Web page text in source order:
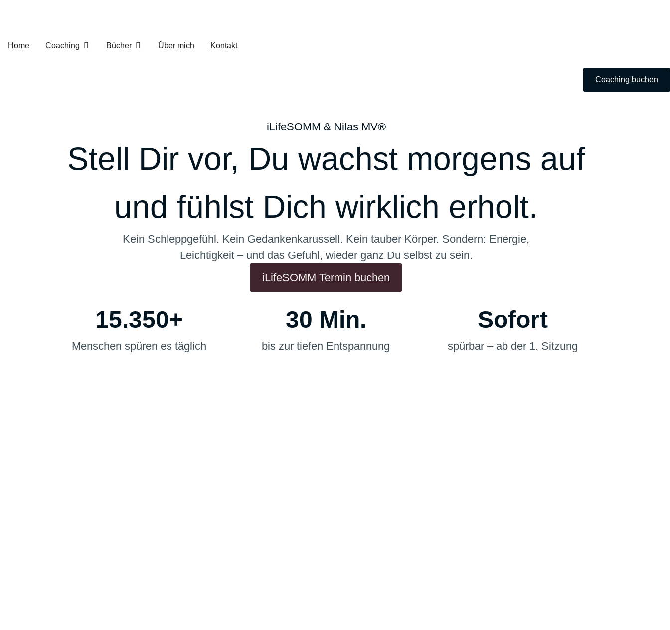
Home Coaching Bücher Über mich Kontakt
Coaching buchen
iLifeSOMM & Nilas MV®
Stell Dir vor, Du wachst morgens auf
und fühlst Dich wirklich erholt.
Kein Schleppgefühl. Kein Gedankenkarussell. Kein tauber Körper. Sondern: Energie,
Leichtigkeit – und das Gefühl, wieder ganz Du selbst zu sein.
iLifeSOMM Termin buchen
15.350+
Menschen spüren es täglich
30 Min.
bis zur tiefen Entspannung
Sofort
spürbar – ab der 1. Sitzung